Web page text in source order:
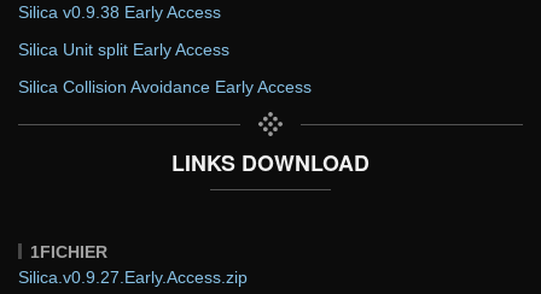
Silica v0.9.38 Early Access
Silica Unit split Early Access
Silica Collision Avoidance Early Access
LINKS DOWNLOAD
1FICHIER
Silica.v0.9.27.Early.Access.zip